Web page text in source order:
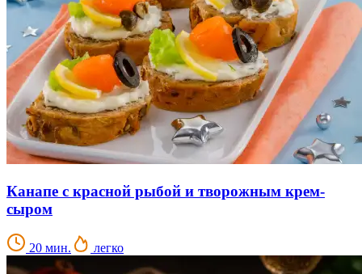
Канапе с красной рыбой и творожным крем-
сыром
20 мин. легко